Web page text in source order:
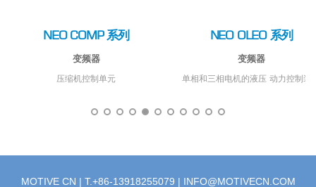
NEO COMP 系列
变频器
压缩机控制单元
NEO OLEO 系列
变频器
单相和三相电机的液压 动力控制装
MOTIVE CN | T.+86-13918255079 | INFO@MOTIVECN.COM